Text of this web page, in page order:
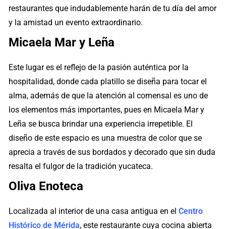
restaurantes que indudablemente harán de tu día del amor
y la amistad un evento extraordinario.
Micaela Mar y Leña
Este lugar es el reflejo de la pasión auténtica por la
hospitalidad, donde cada platillo se diseña para tocar el
alma, además de que la atención al comensal es uno de
los elementos más importantes, pues en Micaela Mar y
Leña se busca brindar una experiencia irrepetible. El
diseño de este espacio es una muestra de color que se
aprecia a través de sus bordados y decorado que sin duda
resalta el fulgor de la tradición yucateca.
Oliva Enoteca
Localizada al interior de una casa antigua en elCentro
Histórico de Mérida, este restaurante cuya cocina abierta